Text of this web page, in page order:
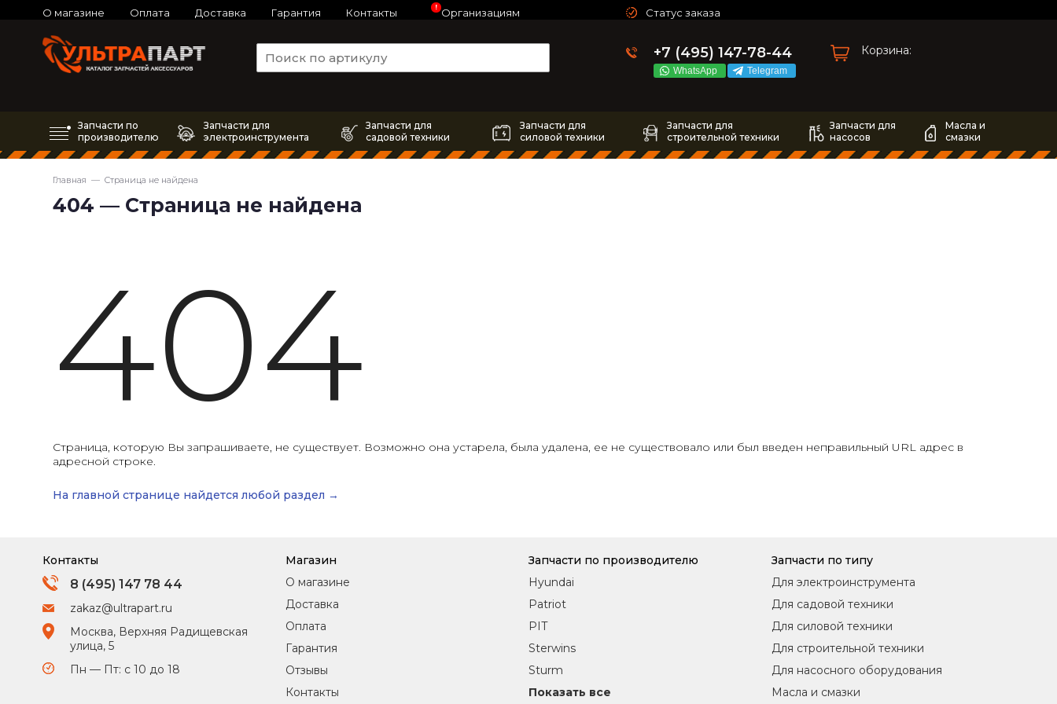
О магазине Оплата Доставка Гарантия Контакты Организациям
! Статус заказа
+7 (495) 147-78-44
WhatsApp Telegram
Корзина:
Запчасти по
производителю
Запчасти для
электроинструмента
Запчасти для
садовой техники
Запчасти для
силовой техники
Запчасти для
строительной техники
Запчасти для
насосов
Масла и
смазки
Главная — Страница не найдена
404 — Страница не найдена
404
Страница, которую Вы запрашиваете, не существует. Возможно она устарела, была удалена, ее не существовало или был введен неправильный URL адрес в
адресной строке.
На главной странице найдется любой раздел →
Контакты
8 (495) 147 78 44
zakaz@ultrapart.ru
Москва, Верхняя Радищевская
улица, 5
Пн — Пт: с 10 до 18
Магазин
О магазине
Доставка
Оплата
Гарантия
Отзывы
Контакты
Запчасти по производителю
Hyundai
Patriot
PIT
Sterwins
Sturm
Показать все
Запчасти по типу
Для электроинструмента
Для садовой техники
Для силовой техники
Для строительной техники
Для насосного оборудования
Масла и смазки